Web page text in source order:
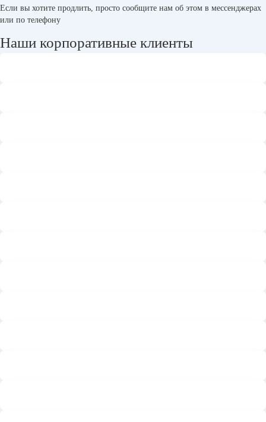
Если вы хотите продлить, просто сообщите нам об этом в мессенджерах
или по телефону
Наши корпоративные клиенты